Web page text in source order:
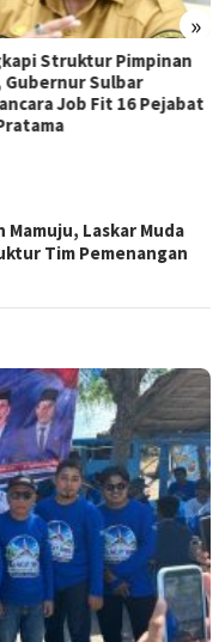
»
Struktur Pimpinan
Gubernur Sulbar
Job Fit 16 Pejabat
Mamuju, Laskar Muda
Tim Pemenangan